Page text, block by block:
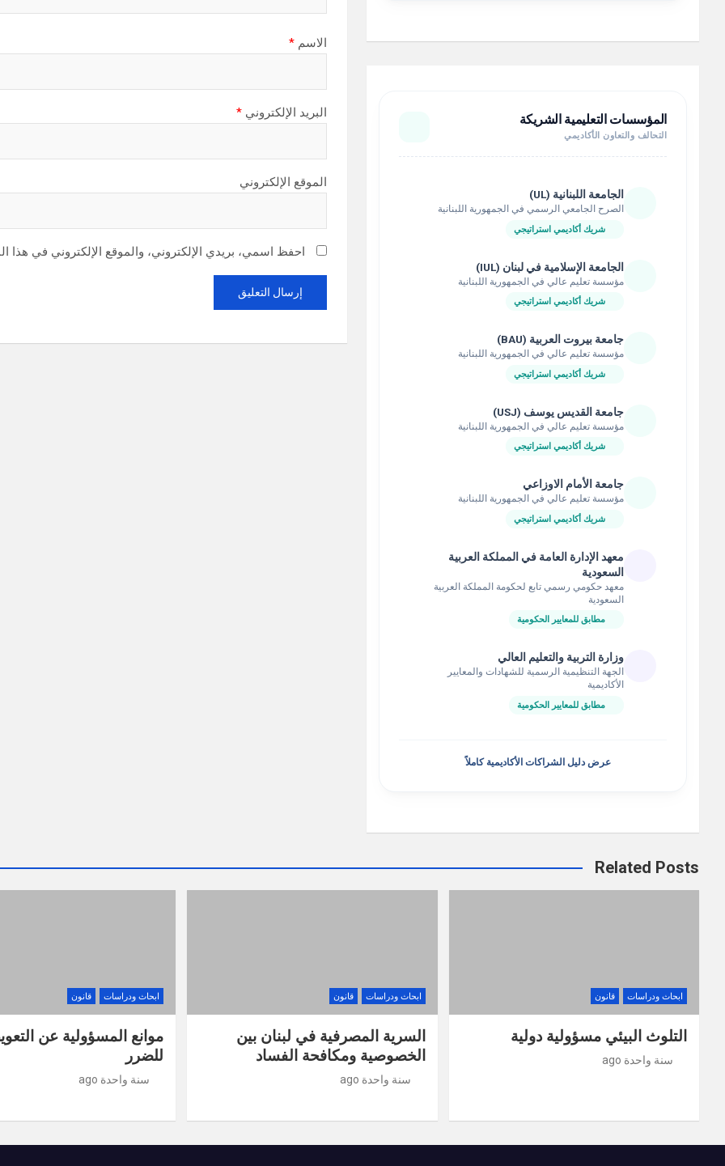
الاسم *
البريد الإلكتروني *
الموقع الإلكتروني
احفظ اسمي، بريدي الإلكتروني، والموقع الإلكتروني في هذا
المؤسسات التعليمية الشريكة
التحالف والتعاون الأكاديمي
الجامعة اللبنانية (UL)
الصرح الجامعي الرسمي في الجمهورية اللبنانية
شريك أكاديمي استراتيجي
الجامعة الإسلامية في لبنان (IUL)
مؤسسة تعليم عالي في الجمهورية اللبنانية
شريك أكاديمي استراتيجي
جامعة بيروت العربية (BAU)
مؤسسة تعليم عالي في الجمهورية اللبنانية
شريك أكاديمي استراتيجي
جامعة القديس يوسف (USJ)
مؤسسة تعليم عالي في الجمهورية اللبنانية
شريك أكاديمي استراتيجي
جامعة الأمام الاوزاعي
مؤسسة تعليم عالي في الجمهورية اللبنانية
شريك أكاديمي استراتيجي
معهد الإدارة العامة في المملكة العربية
السعودية
معهد حكومي رسمي تابع لحكومة المملكة العربية
السعودية
مطابق للمعايير الحكومية
وزارة التربية والتعليم العالي
الجهة التنظيمية الرسمية للشهادات والمعايير
الأكاديمية
مطابق للمعايير الحكومية
عرض دليل الشراكات الأكاديمية كاملاً
Related Posts
ابحاث ودراسات قانون
التلوث البيئي مسؤولية دولية
سنة واحدة ago
ابحاث ودراسات قانون
السرية المصرفية في لبنان بين
الخصوصية ومكافحة الفساد
سنة واحدة ago
ابحاث ودراسات قانون
موانع المسؤولية عن
للضرر
سنة واحدة ago